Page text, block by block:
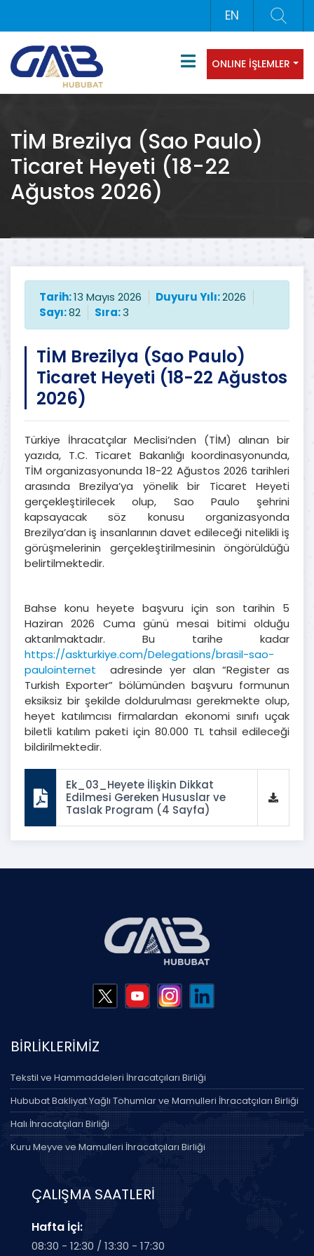
EN
ONLINE İŞLEMLER
TİM Brezilya (Sao Paulo)
Ticaret Heyeti (18-22
Ağustos 2026)
Tarih:13 Mayıs 2026 Duyuru Yılı:2026
Sayı:82 Sıra:3
TİM Brezilya (Sao Paulo)
Ticaret Heyeti (18-22 Ağustos
2026)
Türkiye İhracatçılar Meclisi’nden (TİM) alınan bir
yazıda, T.C. Ticaret Bakanlığı koordinasyonunda,
TİM organizasyonunda 18-22 Ağustos 2026 tarihleri
arasında Brezilya’ya yönelik bir Ticaret Heyeti
gerçekleştirilecek olup, Sao Paulo şehrini
kapsayacak söz konusu organizasyonda
Brezilya’dan iş insanlarının davet edileceği nitelikli iş
görüşmelerinin gerçekleştirilmesinin öngörüldüğü
belirtilmektedir.
Bahse konu heyete başvuru için son tarihin 5
Haziran 2026 Cuma günü mesai bitimi olduğu
aktarılmaktadır. Bu tarihe kadar
https://askturkiye.com/Delegations/brasil-sao-
paulointernet adresinde yer alan “Register as
Turkish Exporter” bölümünden başvuru formunun
eksiksiz bir şekilde doldurulması gerekmekte olup,
heyet katılımcısı firmalardan ekonomi sınıfı uçak
biletli katılım paketi için 80.000 TL tahsil edileceği
bildirilmektedir.
Ek_03_Heyete İlişkin Dikkat
Edilmesi Gereken Hususlar ve
Taslak Program (4 Sayfa)
BİRLİKLERİMİZ
Tekstil ve Hammaddeleri İhracatçıları Birliği
Hububat Bakliyat Yağlı Tohumlar ve Mamulleri İhracatçıları Birliği
Halı İhracatçıları Birliği
Kuru Meyve ve Mamulleri İhracatçıları Birliği
ÇALIŞMA SAATLERİ
Hafta İçi:
08:30 - 12:30 / 13:30 - 17:30